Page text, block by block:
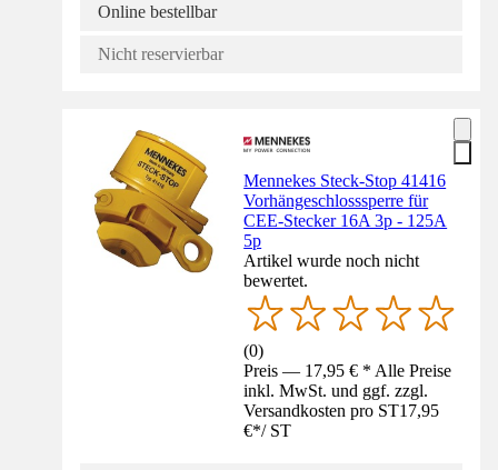
Online bestellbar
Nicht reservierbar
Mennekes Steck-Stop 41416
Vorhängeschlosssperre für
CEE-Stecker 16A 3p - 125A
5p
Artikel wurde noch nicht
bewertet.
(0)
Preis — 17,95 € * Alle Preise
inkl. MwSt. und ggf. zzgl.
Versandkosten pro ST17,95
€*/ ST